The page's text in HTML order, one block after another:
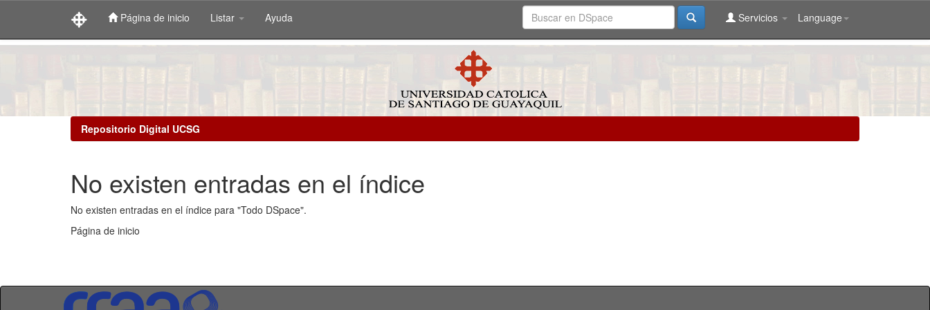
Página de inicio Listar Ayuda Language
Servicios
Repositorio Digital UCSG
No existen entradas en el índice
No existen entradas en el índice para "Todo DSpace".
Página de inicio